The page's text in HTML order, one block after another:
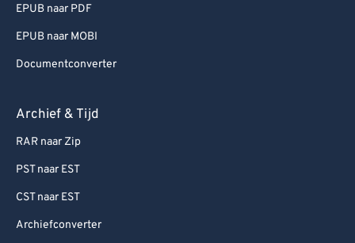
EPUB naar PDF
EPUB naar MOBI
Documentconverter
Archief & Tijd
RAR naar Zip
PST naar EST
CST naar EST
Archiefconverter